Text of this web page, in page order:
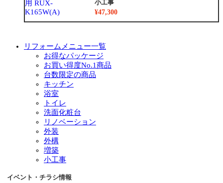
小工事
¥47,300
リフォームメニュー一覧
お得なパッケージ
お買い得度No.1商品
台数限定の商品
キッチン
浴室
トイレ
洗面化粧台
リノベーション
外装
外構
増築
小工事
イベント・チラシ情報